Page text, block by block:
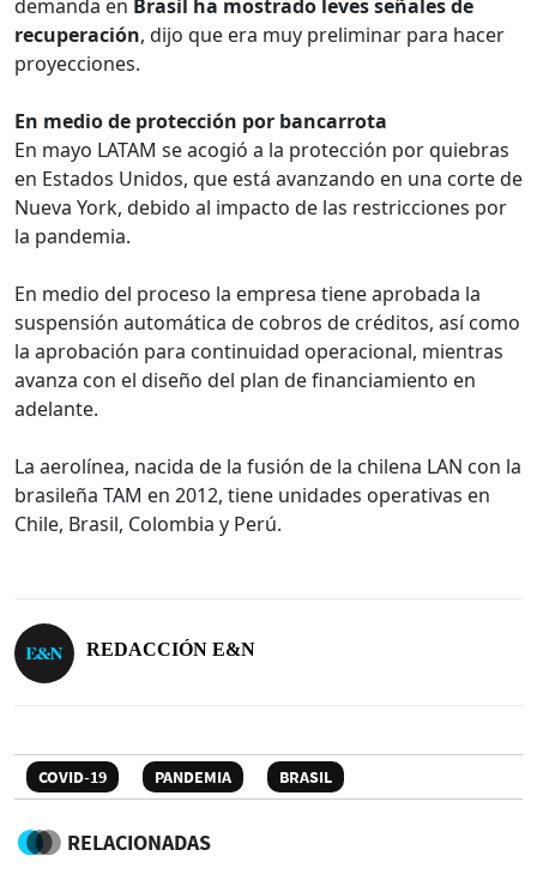
demanda en Brasil ha mostrado leves señales de
recuperación, dijo que era muy preliminar para hacer
proyecciones.
En medio de protección por bancarrota
En mayo LATAM se acogió a la protección por quiebras
en Estados Unidos, que está avanzando en una corte de
Nueva York, debido al impacto de las restricciones por
la pandemia.
En medio del proceso la empresa tiene aprobada la
suspensión automática de cobros de créditos, así como
la aprobación para continuidad operacional, mientras
avanza con el diseño del plan de financiamiento en
adelante.
La aerolínea, nacida de la fusión de la chilena LAN con la
brasileña TAM en 2012, tiene unidades operativas en
Chile, Brasil, Colombia y Perú.
REDACCIÓN E&N
COVID-19 PANDEMIA BRASIL
RELACIONADAS